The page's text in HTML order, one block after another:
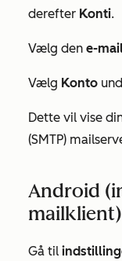
derefter Konti.
Vælg den e-
Vælg Konto
Dette vil vise
(SMTP)
Android
mailklient)
Gå til